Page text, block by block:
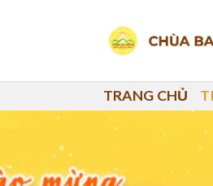
TRANG CHỦ